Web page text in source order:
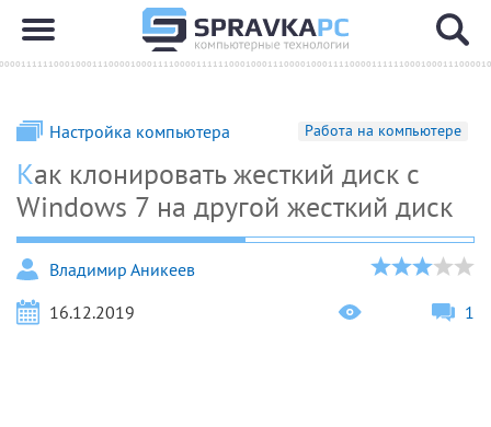
Настройка компьютера Работа на компьютере
Как клонировать жесткий диск с
Windows 7 на другой жесткий диск
Владимир Аникеев
16.12.2019
1